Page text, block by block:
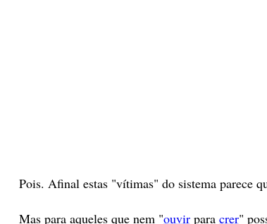
Pois. Afinal estas "vítimas" do sistema parece
Mas para aqueles que nem "ouvirpara crer"